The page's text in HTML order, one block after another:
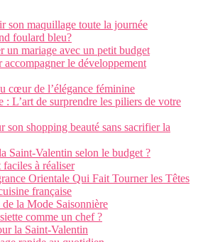
son maquillage toute la journée
foulard bleu?
un mariage avec un petit budget
le développement
cœur de l’élégance féminine
L’art de surprendre les piliers de votre
son shopping beauté sans sacrifier la
Saint-Valentin selon le budget ?
faciles à réaliser
Orientale Qui Fait Tourner les Têtes
française
la Mode Saisonnière
comme un chef ?
la Saint-Valentin